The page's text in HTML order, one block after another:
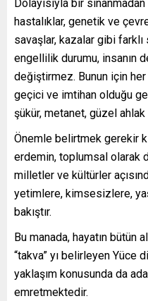
Dolayısıyla bir
hastalıklar, genetik ve
savaşlar, kazalar gibi
engellilik durumu, insanın
değiştirmez. Bunun için her
geçici ve imtihan olduğu
şükür, metanet, güzel
Önemle belirtmek gerekir
erdemin, toplumsal olarak
milletler ve kültürler
yetimlere, kimsesizlere,
bakıştır.
Bu manada, hayatın bütün
“takva” yı belirleyen Yüce
yaklaşım konusunda da
emretmektedir.